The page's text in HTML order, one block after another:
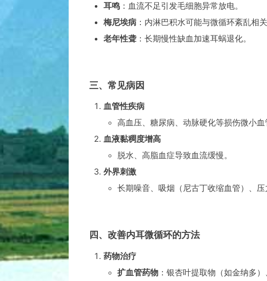
耳鸣：血流不足引发毛细胞异常放电。
梅尼埃病：内淋巴积水可能与微循环紊乱相关
老年性聋：长期慢性缺血加速耳蜗退化。
三、常见病因
血管性疾病
高血压、糖尿病、动脉硬化等损伤微小血
血液黏稠度增高
脱水、高脂血症导致血流缓慢。
外界刺激
长期噪音、吸烟（尼古丁收缩血管）、压
四、改善内耳微循环的方法
药物治疗
扩血管药物 ：银杏叶提取物（如金纳多）